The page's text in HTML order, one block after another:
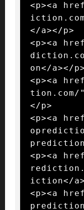
<p><a
</a></p>
<p><a
on</a></p>
<p><a
tion.com/
</p>
<p><a
<p><a
iction</
<p><a